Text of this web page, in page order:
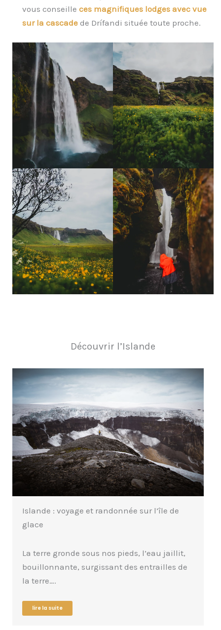
vous conseille ces magnifiques lodges avec vue
sur la cascade de Drífandi située toute proche.
Découvrir l’Islande
Þakgil : randonnée jusqu’au 4ᵉ plus grand
glacier d’Islande
Parvenir au point de départ est déjà un
voyage qui en vaut la peine. La…